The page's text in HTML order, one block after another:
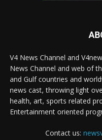
V4 News Channel and
News Channel and web of
and Gulf countries and
news cast, throwing light
health, art, sports related
Entertainment oriented
Contact us: